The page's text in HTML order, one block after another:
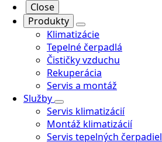
Close
Produkty
Klimatizácie
Tepelné čerpadlá
Čističky vzduchu
Rekuperácia
Servis a montáž
Služby
Servis klimatizácií
Montáž klimatizácií
Servis tepelných čerpadiel